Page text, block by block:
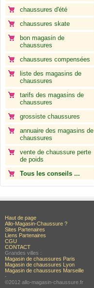
chaussures d'été
chaussures skate
bon magasin de
chaussures
chaussures compensées
liste des magasins de
chaussures
tarifs des magasins de
chaussures
grossiste chaussures
annuaire des magasins de
chaussures
vente de chaussure perte
de poids
Tous les conseils ...
Haut de page
Allo-Magasin-Chaussure ?
Sites Partenaires
Liens Partenaires
CGU
CONTACT
Grandes villes :
Magasin de chaussures Paris
Magasin de chaussures Lyon
Magasin de chaussures Marseille
-
©2012 allo-magasin-chaussure.fr